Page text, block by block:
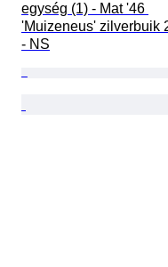
egység (1) - Mat '46
'Muizeneus' zilverbuik
- NS